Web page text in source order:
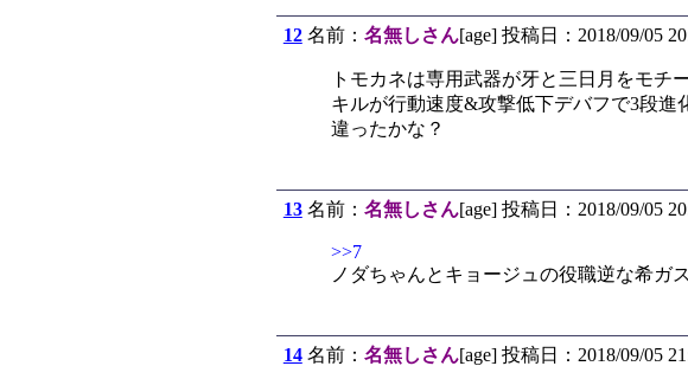
12名前： 名無しさん[age] 投稿日：2018/09/05
トモカネは専用武器が牙と三日月をモ
キルが行動速度&攻撃低下デバフで3段
違ったかな？
13名前： 名無しさん[age] 投稿日：2018/09/05
>>7
ノダちゃんとキョージュの役職逆な希ガス
14名前： 名無しさん[age] 投稿日：2018/09/05